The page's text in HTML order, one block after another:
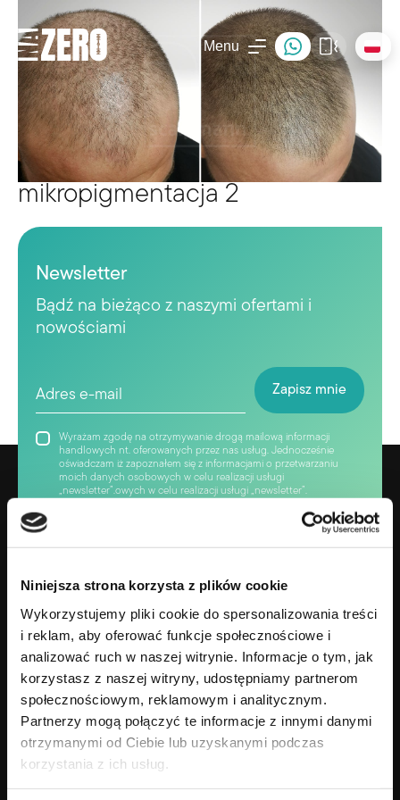
Niniejsza strona korzysta z plików cookie
Wykorzystujemy pliki cookie do spersonalizowania treści
i reklam, aby oferować funkcje społecznościowe i
analizować ruch w naszej witrynie. Informacje o tym, jak
korzystasz z naszej witryny, udostępniamy partnerom
społecznościowym, reklamowym i analitycznym.
Partnerzy mogą połączyć te informacje z innymi danymi
otrzymanymi od Ciebie lub uzyskanymi podczas
korzystania z ich usług.
Menu
mikropigmentacja 2
Newsletter
Bądź na bieżąco z naszymi ofertami i
nowościami
Wyrażam zgodę na otrzymywanie drogą mailową informacji
handlowych nt. oferowanych przez nas usług. Jednocześnie
oświadczam iż zapoznałem się z informacjami o przetwarzaniu
moich danych osobowych w celu realizacji usługi
„newsletter”.owych w celu realizacji usługi „newsletter”.
Gotowy na zmianę swojego życia?
+48 690 638 690